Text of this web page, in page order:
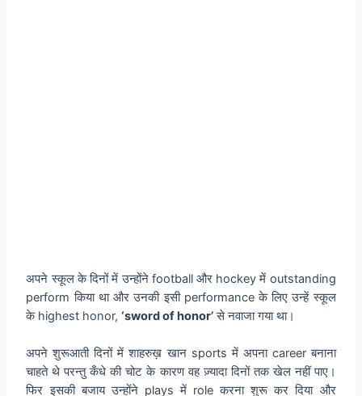
अपने स्कूल के दिनों में उन्होंने football और hockey में outstanding
perform किया था और उनकी इसी performance के लिए उन्हें स्कूल
के highest honor,‘sword of honor’से नवाजा गया था।
अपने शुरूआती दिनों में शाहरुख़ खान sports में अपना career बनाना
चाहते थे परन्तु कँधे की चोट के कारण वह ज़्यादा दिनों तक खेल नहीं पाए।
फिर इसकी बजाय उन्होंने plays में role करना शुरू कर दिया और